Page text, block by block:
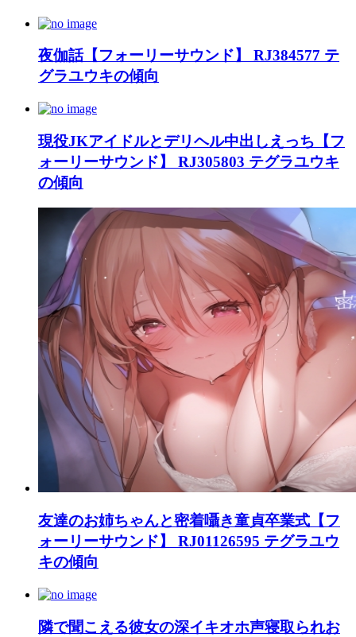
夜伽話【フォーリーサウンド】 RJ384577 テ
グラユウキの傾向
現役JKアイドルとデリヘル中出しえっち【フ
ォーリーサウンド】 RJ305803 テグラユウキ
の傾向
友達のお姉ちゃんと密着囁き童貞卒業式【フ
ォーリーサウンド】 RJ01126595 テグラユウ
キの傾向
隣で聞こえる彼女の深イキオホ声寝取られお